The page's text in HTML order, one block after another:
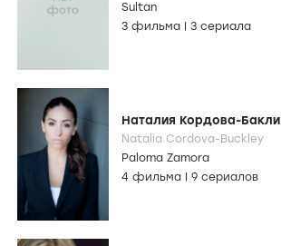
Sultan
3 фильма
3 сериала
Наталия Кордова-Бакли
Natalia Cordova-Buckley
Paloma Zamora
4 фильма
9 сериалов